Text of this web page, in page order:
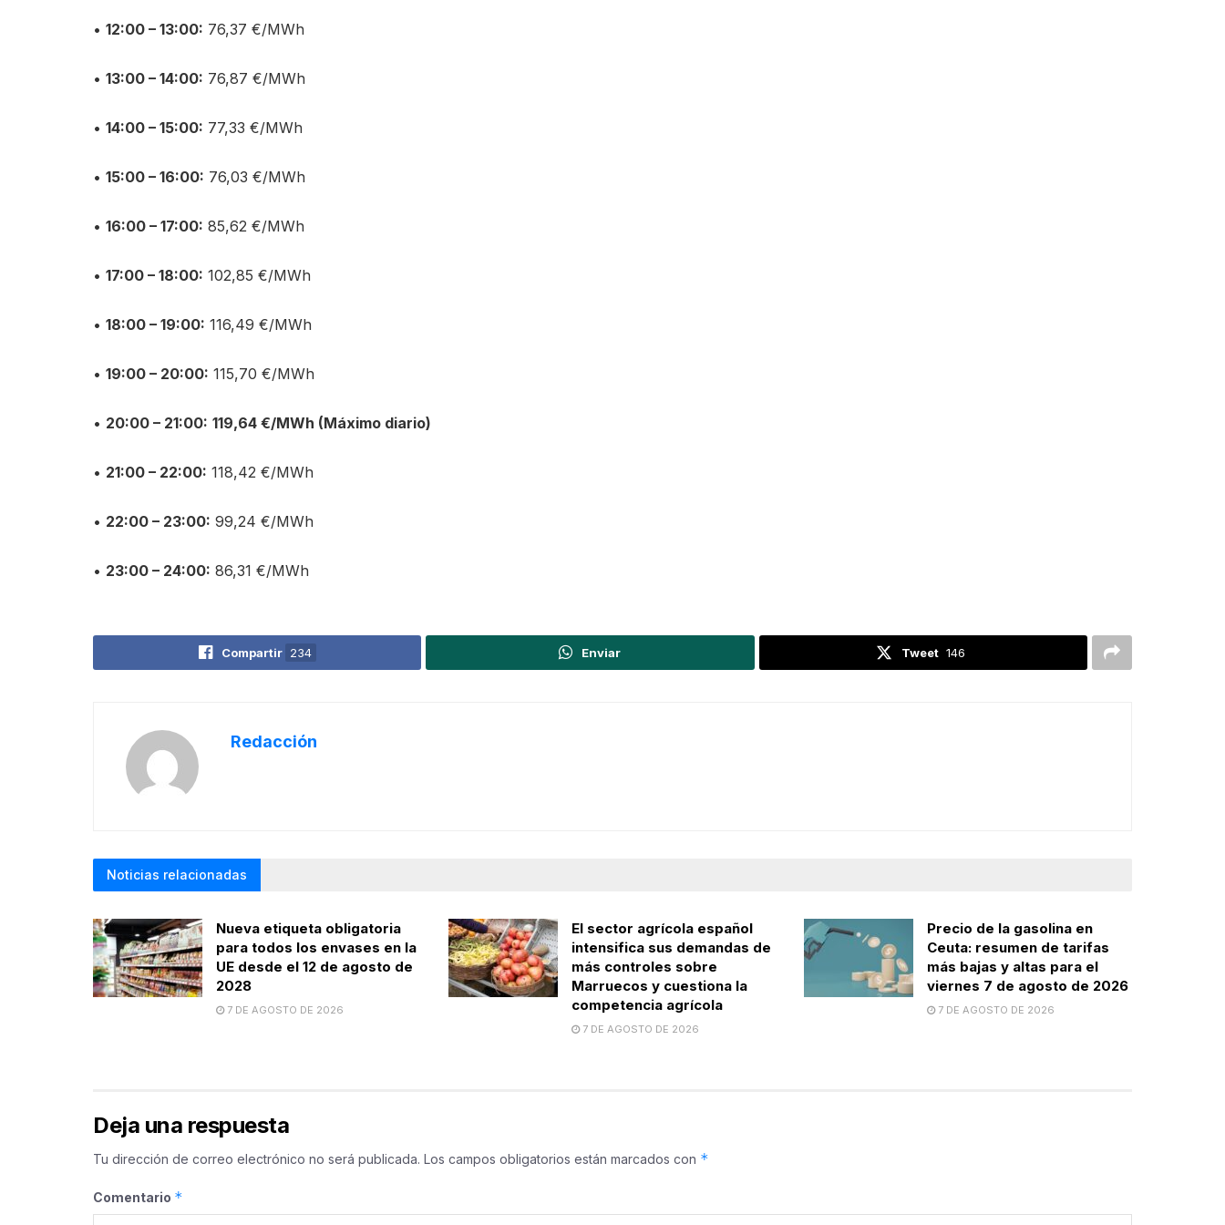
• 12:00 – 13:00: 76,37 €/MWh
• 13:00 – 14:00: 76,87 €/MWh
• 14:00 – 15:00: 77,33 €/MWh
• 15:00 – 16:00: 76,03 €/MWh
• 16:00 – 17:00: 85,62 €/MWh
• 17:00 – 18:00: 102,85 €/MWh
• 18:00 – 19:00: 116,49 €/MWh
• 19:00 – 20:00: 115,70 €/MWh
• 20:00 – 21:00: 119,64 €/MWh (Máximo diario)
• 21:00 – 22:00: 118,42 €/MWh
• 22:00 – 23:00: 99,24 €/MWh
• 23:00 – 24:00: 86,31 €/MWh
Compartir 234 Enviar Tweet 146
Redacción
Noticias relacionadas
Nueva etiqueta obligatoria
para todos los envases en la
UE desde el 12 de agosto de
2028
7 DE AGOSTO DE 2026
El sector agrícola español
intensifica sus demandas de
más controles sobre
Marruecos y cuestiona la
competencia agrícola
7 DE AGOSTO DE 2026
Precio de la gasolina en
Ceuta: resumen de tarifas
más bajas y altas para el
viernes 7 de agosto de 2026
7 DE AGOSTO DE 2026
Deja una respuesta
Tu dirección de correo electrónico no será publicada. Los campos obligatorios están marcados con *
Comentario *